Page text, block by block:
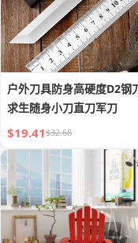
户外刀具防身高硬度D2钢
求生随身小刀直刀军刀
$19.41$32.68